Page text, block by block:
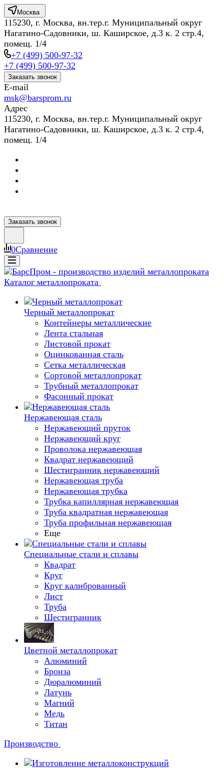
Москва
115230, г. Москва, вн.тер.г. Муниципальный округ
Нагатино-Садовники, ш. Каширское, д.3 к. 2 стр.4,
помещ. 1/4
+7 (499) 500-97-32
+7 (499) 500-97-32
Заказать звонок
E-mail
msk@barsprom.ru
Адрес
115230, г. Москва, вн.тер.г. Муниципальный округ
Нагатино-Садовники, ш. Каширское, д.3 к. 2 стр.4,
помещ. 1/4
Заказать звонок
0Сравнение
Каталог металлопроката
Черный металлопрокат
Контейнеры металлические
Лента стальная
Листовой прокат
Оцинкованная сталь
Сетка металлическая
Сортовой металлопрокат
Трубный металлопрокат
Фасонный прокат
Нержавеющая сталь
Нержавеющий пруток
Нержавеющий круг
Проволока нержавеющая
Квадрат нержавеющий
Шестигранник нержавеющий
Нержавеющая труба
Нержавеющая трубка
Трубка капиллярная нержавеющая
Труба квадратная нержавеющая
Труба профильная нержавеющая
Еще
Специальные стали и сплавы
Квадрат
Круг
Круг калиброванный
Лист
Труба
Шестигранник
Цветной металлопрокат
Алюминий
Бронза
Дюралюминий
Латунь
Магний
Медь
Титан
Производство